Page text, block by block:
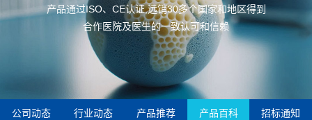
产品通过ISO、CE认证,远销30多个国家和地区得到
合作医院及医生的一致认可和信赖
公司动态 行业动态 产品推荐 产品百科 招标通知